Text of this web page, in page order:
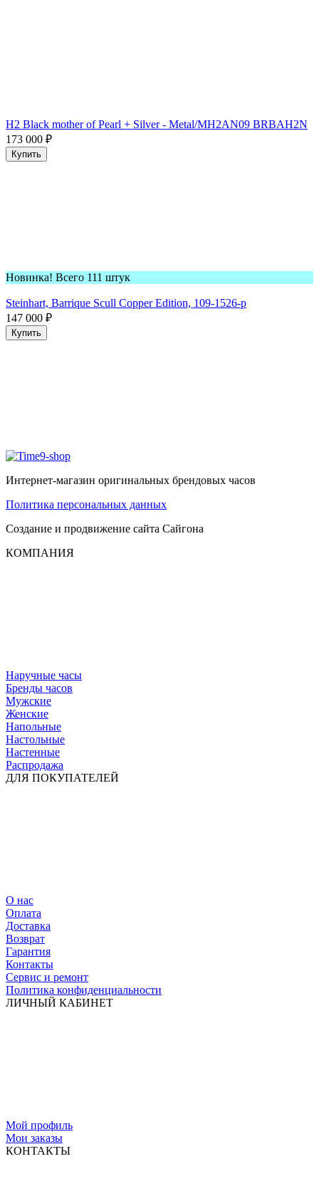
H2 Black mother of Pearl + Silver - Metal/MH2AN09 BRBAH2N
173 000 ₽
Купить
Новинка! Всего 111 штук
Steinhart, Barrique Scull Copper Edition, 109-1526-p
147 000 ₽
Купить
Интернет-магазин оригинальных брендовых часов
Политика персональных данных
Создание и продвижение сайта Сайгона
КОМПАНИЯ
Наручные часы
Бренды часов
Мужские
Женские
Напольные
Настольные
Настенные
Распродажа
ДЛЯ ПОКУПАТЕЛЕЙ
О нас
Оплата
Доставка
Возврат
Гарантия
Контакты
Сервис и ремонт
Политика конфиденциальности
ЛИЧНЫЙ КАБИНЕТ
Мой профиль
Мои заказы
КОНТАКТЫ